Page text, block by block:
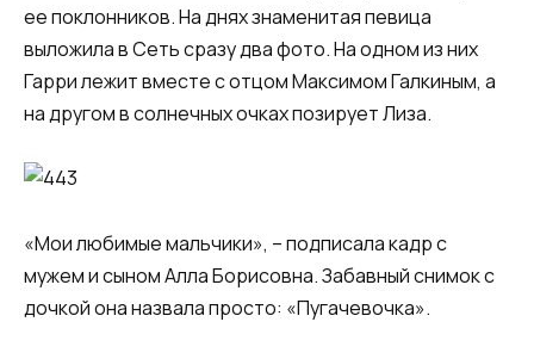
ее поклонников. На днях знаменитая певица
выложила в Сеть сразу два фото. На одном из них
Гарри лежит вместе с отцом Максимом Галкиным, а
на другом в солнечных очках позирует Лиза.
«Мои любимые мальчики», – подписала кадр с
мужем и сыном Алла Борисовна. Забавный снимок с
дочкой она назвала просто: «Пугачевочка».